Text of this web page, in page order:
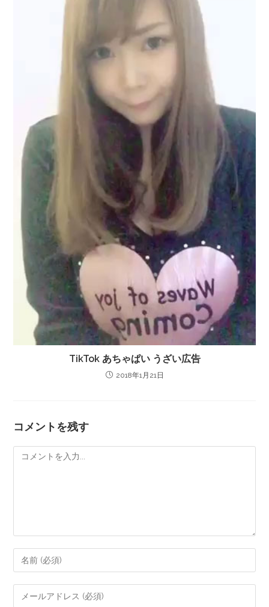
TikTok あちゃぱい うざい広告
2018年1月21日
コメントを残す